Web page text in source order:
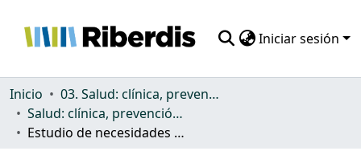
Iniciar sesión
Comunidades
Todo DSpace
Inicio
03. Salud: clínica, prevención, atención sanitaria y (re)habilitación
Salud: clínica, prevención, atención sanitaria y (re)habilitación
Estudio de necesidades de las personas con parálisis cerebral